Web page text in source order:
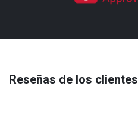
Reseñas de los clientes